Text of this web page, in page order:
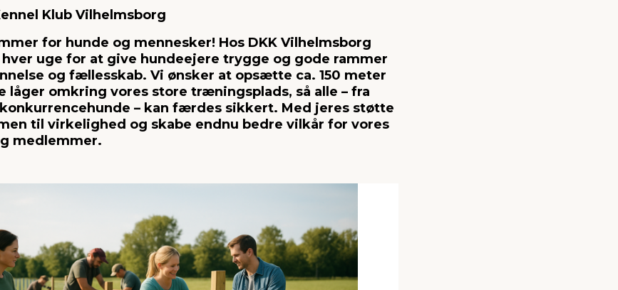
Klub Vilhelmsborg
for hunde og mennesker! Hos DKK Vilhelmsborg
uge for at give hundeejere trygge og gode rammer
og fællesskab. Vi ønsker at opsætte ca. 150 meter
låger omkring vores store træningsplads, så alle – fra
– kan færdes sikkert. Med jeres støtte
til virkelighed og skabe endnu bedre vilkår for vores
medlemmer.